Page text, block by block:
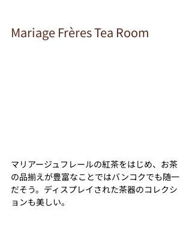
Mariage Frères Tea Room
マリアージュフレールの紅茶をはじめ、お茶
の品揃えが豊富なことではバンコクでも随一
だそう。ディスプレイされた茶器のコレクシ
ョンも美しい。